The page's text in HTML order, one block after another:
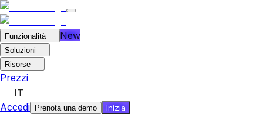
Funzionalità New
Soluzioni
Risorse
Prezzi
IT
Accedi
Prenota una demo Inizia